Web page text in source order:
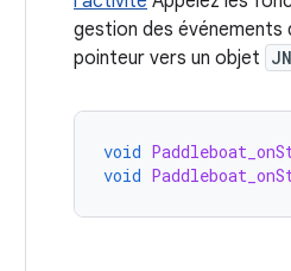
gestion des
pointeur vers un objet
void
void